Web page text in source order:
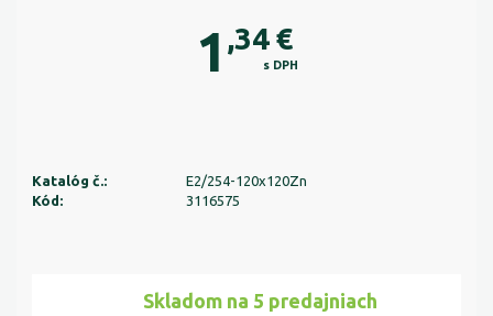
1 ,34 €
s DPH
Katalóg č.:
E2/254-120x120Zn
Kód:
3116575
Skladom na 5 predajniach